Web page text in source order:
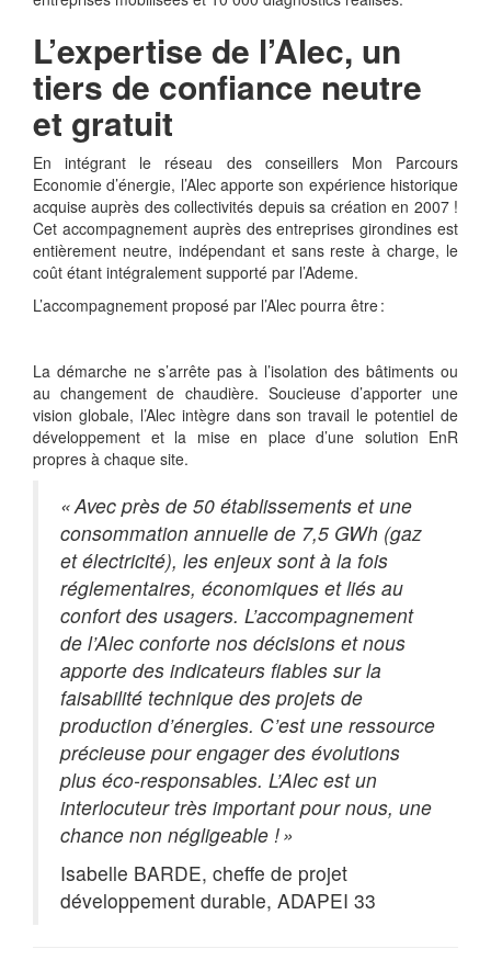
L’expertise de l’Alec, un
tiers de confiance neutre
et gratuit
En intégrant le réseau des conseillers Mon Parcours
Economie d’énergie, l’Alec apporte son expérience historique
acquise auprès des collectivités depuis sa création en 2007 !
Cet accompagnement auprès des entreprises girondines est
entièrement neutre, indépendant et sans reste à charge, le
coût étant intégralement supporté par l’Ademe.
L’accompagnement proposé par l’Alec pourra être :
La démarche ne s’arrête pas à l’isolation des bâtiments ou
au changement de chaudière. Soucieuse d’apporter une
vision globale, l’Alec intègre dans son travail le potentiel de
développement et la mise en place d’une solution EnR
propres à chaque site.
« Avec près de 50 établissements et une
consommation annuelle de 7,5 GWh (gaz
et électricité), les enjeux sont à la fois
réglementaires, économiques et liés au
confort des usagers. L’accompagnement
de l’Alec conforte nos décisions et nous
apporte des indicateurs fiables sur la
faisabilité technique des projets de
production d’énergies. C’est une ressource
précieuse pour engager des évolutions
plus éco-responsables. L’Alec est un
interlocuteur très important pour nous, une
chance non négligeable ! »
Isabelle BARDE, cheffe de projet
développement durable, ADAPEI 33